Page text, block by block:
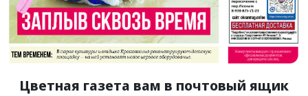
Цветная газета вам в почтовый ящик